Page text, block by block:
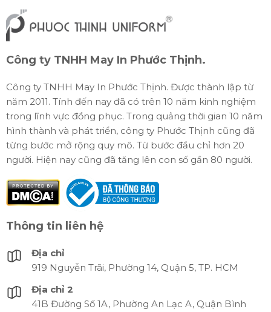
Công ty TNHH May In Phước Thịnh.
Công ty TNHH May In Phước Thịnh. Được thành lập từ
năm 2011. Tính đến nay đã có trên 10 năm kinh nghiệm
trong lĩnh vực đồng phục. Trong quảng thời gian 10 năm
hình thành và phát triển, công ty Phước Thịnh cũng đã
từng bước mở rộng quy mô. Từ bước đầu chỉ hơn 20
người. Hiện nay cũng đã tăng lên con số gần 80 người.
Thông tin liên hệ
Địa chỉ
919 Nguyễn Trãi, Phường 14, Quận 5, TP. HCM
Địa chỉ 2
41B Đường Số 1A, Phường An Lạc A, Quận Bình